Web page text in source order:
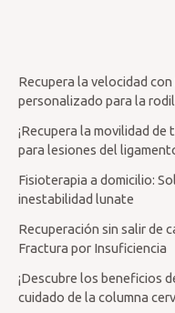
Recupera la velocidad
personalizado para la
¡Recupera la movilidad
para lesiones del
Fisioterapia a domicilio:
inestabilidad lunate
Recuperación sin salir de
Fractura por Insuficiencia
¡Descubre los beneficios
cuidado de la columna